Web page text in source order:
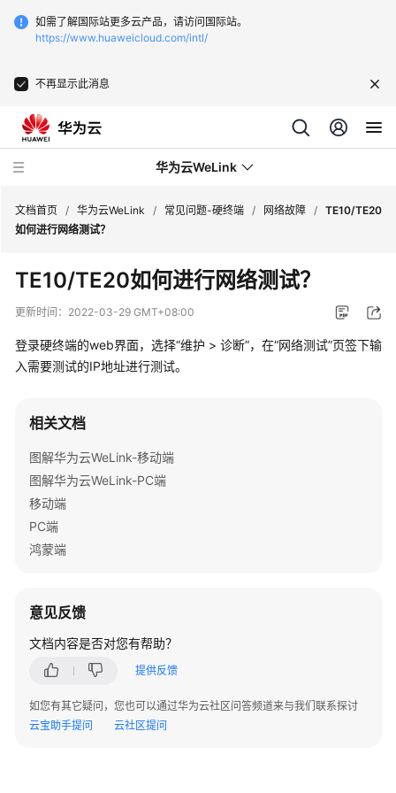
如需了解国际站更多云产品，请访问国际站。
https://www.huaweicloud.com/intl/
不再显示此消息
华为云WeLink
品
介
购
南
免
费
注
册
企
快
门
文档首页 / 华为云WeLink / 常见问题-硬终端 / 网络故障 / TE10/TE20
如何进行网络测试？
TE10/TE20如何进行网络测试？
更新时间： 2022-03-29 GMT+08:00
登录硬终端的web界面，选择“维护 > 诊断”，在“网络测试”页签下输
入需要测试的IP地址进行测试。
相关文档
图解华为云WeLink-移动端
图解华为云WeLink-PC端
移动端
PC端
鸿蒙端
意见反馈
文档内容是否对您有帮助？
提供反馈
如您有其它疑问，您也可以通过华为云社区问答频道来与我们联系探讨
云宝助手提问
云社区提问